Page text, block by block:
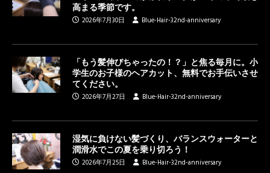
高まる季節です。
2026年7月30日
Blue-Hair-32nd-anniversary
「もう髪伸びちゃったの！？」と焦る毎月に。小
学生のお子様のヘアカット、無料でお手伝いさせ
てください。
2026年7月27日
Blue-Hair-32nd-anniversary
湿気に負けない髪づくり、バランスウォーターと
潤滑水でこの夏を乗り切ろう！
2026年7月25日
Blue-Hair-32nd-anniversary